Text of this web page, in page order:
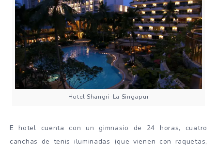
Hotel Shangri-La Singapur
E hotel cuenta con un gimnasio de 24 horas, cuatro
canchas de tenis iluminadas (que vienen con raquetas,